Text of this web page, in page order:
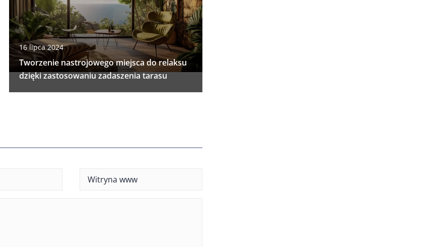
16 lipca 2024
Tworzenie nastrojowego miejsca do relaksu
dzięki zastosowaniu zadaszenia tarasu